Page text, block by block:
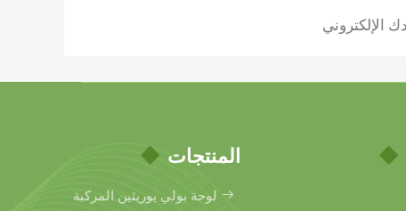
المنتجات
لوحة بولي يوريثين المركبة